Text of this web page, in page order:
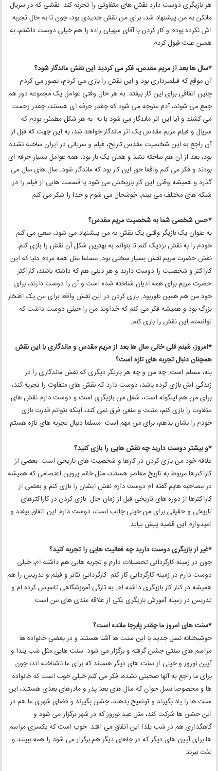
هر بازیگری دوست دارد نقش های متفاوتی را تجربه کند. نقشی که در سریال
مانکن به من پیشنهاد شد، برای من نقش جدیدی بود، چون تا به حال تجربه
اش نکرده بودم و کار کردن با آقای سهیلی زاده را هم خیلی دوست داشتم، به
همین علت قبول کردم.
*سال ها بعد از مریم مقدس، فکر می کردید این نقش ماندگار شود؟
آن موقع که فیلمبرداری بود و این نقش را بازی می کردم، تصور می کردم
چنین اتفاقی برای این کار بیفتد. به هر حال وقتی عوامل یک مجموعه دور هم
جمع می شوند، آدم متوجه می شود که چقدر حرفه ای هستند، چقدر زحمت
می کشند و آیا این اثر ماندگار می شود یا نه. به هر شکل مطمئن بودم که
سریال و فیلم مریم مقدس یک اثر ماندگار خواهد شد، به این جهت که قبل از
آن راجع به این شخصیت مقدس تاریخ، فیلم و سریالی در ایران ساخته نشده
بود، بعد از آن هم ساخته نشد و همان یک بار بود، همه عوامل بسیار حرفه ای
بودند و فکر می کنم واقعا حق این کار بود که ماندگار شود. سال های سال می
گذرد و همیشه وقتی این کار بازپخش می شود یا قسمت هایی از فیلم را در
شبکه های مختلف می بینم، خوشحال می شوم و خدا را شکر می کنم.
*حس شخصی شما به شخصیت مریم مقدس؟
به عنوان یک بازیگر وقتی یک نقش به من پیشنهاد می شود، سعی می کنم
خودم را به نقش نزدیک کنم تا بتوانم به بهترین شکل آن نقش را بازی کنم.
نقش حضرت مریم نقش بسیار سختی بود. مسلما مثل همه مردم دنیا که این
کاراکتر و شخصیت را دوست دارند و هر دینی هم که داشته باشند، کاراکتر
حضرت مریم برای همه ادیان شناخته شده است و آن را دوست دارند، برای
خود من هم همین طوربود. بازی کردن در این نقش واقعا برای من یک افتخار
بزرگ بود و همیشه فکر می کنم که خداوند من را خیلی دوست داشت که
توانستم این نقش را بازی کنم.
*امروز، شبنم قلی خانی سال ها بعد از مریم مقدس و ماندگاری با این نقش
همچنان دنبال تجربه های تازه است؟
بله، مسلم است. چه من و چه هر بازیگر دیگری که نقش ماندگاری را در
زندگی اش بازی کرده باشد، دوست دارد که نقش های متفاوت را تجربه کند،
برای من هم اینگونه است، شغل من بازیگری است و دوست دارم نقش های
متفاوت را بازی کنم، مثبت و منفی فرق نمی کند، اینکه بتوانم قدرت بازی
خودم را نشان بدهم، برای من مهم است. مسلما دنبال تجربه های تازه هستم.
*و بیشتر دوست دارید چه نقش هایی را بازی کنید؟
علاقه خود من بازی کردن در کارها و شخصیت های تاریخی است. بعضی از
کاراکترها مربوط به تاریخ معاصر هستند، مثل خانم پروین اعتصامی که همیشه
در مصاحبه هایم گفته ام دوست دارم نقش ایشان را بازی کنم و بعضی از
کاراکترها از دوره های تاریخی قبل از زمان حال. بازی کردن در کاراکترهای
تاریخی و حقیقی برای من خیلی جالب است، دوست دارم این اتفاق بیفتد و
امیدوارم این قضیه پیش بیاید.
*غیر از بازیگری دوست دارید چه فعالیت هایی را تجربه کنید؟
چون در زمینه کارگردانی تحصیلات دارم و تجربه هایی هم داشته ام، خیلی
دوست دارم در زمینه کارگردانی کار کنم. کارگردانی تئاتر و فیلم و تدریس را هم
همیشه در کنار کار بازیگری داشته ام. به تازگی آموزشگاهی تاسیس کرده ام و
تدریس در زمینه آموزش بازیگری یکی از علاقه مندی های من است.
*سنت های امروز ما چقدر پابرجا مانده است؟
خوشبختانه نسل جدید با این سنت ها آشنا هستند و در بعضی خانواده ها
مراسم های سنتی جشن گرفته و برگزار می شود. سنت هایی مثل شب یلدا و
آیین نوروز و خیلی از سنت های دیگر هستند که برای ما ناشناخته اند، چون
برای ما راجع به آنها صحبتی نشده، فکر می کنم خیلی خوب است که خانواده
ها و مخصوصا نسل جوان که سال های بعد پدر و مادرهای بعدی هستند، این
سنت ها را یاد بگیرند و توضیح بدهند، جشن بگیرند و فضای شهری ما هم در
این جشن ها شرکت کند، مثل عید نوروز که در شهر برگزار می شود و
گاهگداری هم در شب یلدا این اتفاق می افتد. خوب است که یکسری مراسم
ها برای آیین های دیگر که در جاهای دیگر هم برگزار می شود را همه ببینند و
لذت ببرند.